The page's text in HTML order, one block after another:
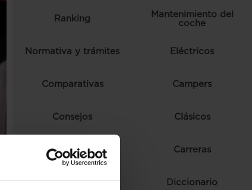
Ranking
Mantenimiento del
coche
Normativa y trámites Eléctricos
Comparativas Campers
Consejos Clásicos
Autoescuela Carreras
Ferias y eventos Diccionario